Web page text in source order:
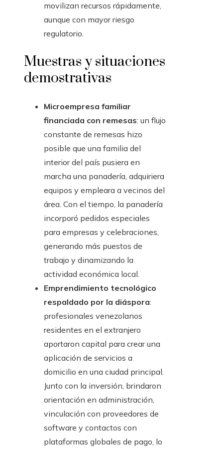
movilizan recursos rápidamente,
aunque con mayor riesgo
regulatorio.
Muestras y situaciones
demostrativas
Microempresa familiar
financiada con remesas: un flujo
constante de remesas hizo
posible que una familia del
interior del país pusiera en
marcha una panadería, adquiriera
equipos y empleara a vecinos del
área. Con el tiempo, la panadería
incorporó pedidos especiales
para empresas y celebraciones,
generando más puestos de
trabajo y dinamizando la
actividad económica local.
Emprendimiento tecnológico
respaldado por la diáspora:
profesionales venezolanos
residentes en el extranjero
aportaron capital para crear una
aplicación de servicios a
domicilio en una ciudad principal.
Junto con la inversión, brindaron
orientación en administración,
vinculación con proveedores de
software y contactos con
plataformas globales de pago, lo